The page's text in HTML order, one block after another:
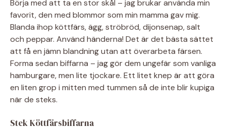
Börja med att ta en stor skål – jag brukar använda min
favorit, den med blommor som min mamma gav mig.
Blanda ihop köttfärs, ägg, ströbröd, dijonsenap, salt
och peppar. Använd händerna! Det är det bästa sättet
att få en jämn blandning utan att överarbeta färsen.
Forma sedan biffarna – jag gör dem ungefär som vanliga
hamburgare, men lite tjockare. Ett litet knep är att göra
en liten grop i mitten med tummen så de inte blir kupiga
när de steks.
Stek Köttfärsbiffarna